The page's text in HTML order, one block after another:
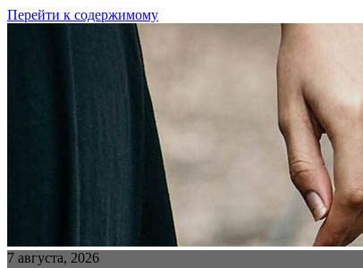
Перейти к содержимому
7 августа, 2026